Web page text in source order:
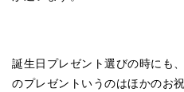
誕生日プレゼント選びの時にも
のプレゼントいうのはほかのお